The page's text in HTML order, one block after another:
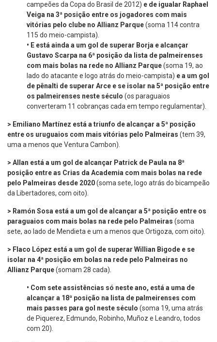
campeões da Copa do Brasil de 2012) e de igualar Raphael
Veiga na 3ª posição entre os jogadores com mais
vitórias pelo clube no Allianz Parque(soma 114 contra
115 do meio-campista).
• E está ainda a um gol de superar Borja e alcançar
Gustavo Scarpa na 6ª posição da lista de palmeirenses
com mais bolas na rede no Allianz Parque(soma 19, ao
lado do atacante e logo atrás do meio-campista) ea um gol
de pênalti de superar Arce e se isolar na 5ª posição entre
os palmeirenses neste século (os paraguaios
converteram 11 cobranças cada em tempo regulamentar).
> Emiliano Martínez está a triunfo de alcançar a 5ª posição
entre os uruguaios com mais vitórias pelo Palmeiras (tem 39,
uma a menos que Ventura Cambon).
> Allan está a um gol de alcançar Patrick de Paula na 8ª
posição entre as Crias da Academia com mais bolas na rede
pelo Palmeiras desde 2020(soma sete, logo atrás do bicampeão
da Libertadores, com oito).
> Ramón Sosa está a um gol de alcançar a 5ª posição entre os
paraguaios com mais bolas na rede pelo Palmeiras (soma
sete, ao lado de Mendieta e um a menos que Ortigoza, com oito).
> Flaco López está a um gol de superar Willian Bigode e se
isolar na 4ª posição em bolas na rede pelo Palmeiras no
Allianz Parque(somam 28 cada).
• Com sete assistências só neste ano, está a uma de
alcançar a 18ª posição na lista de palmeirenses com
mais passes para gol neste século (soma 19, uma atrás
de Piquerez, Edmundo, Robinho, Muñoz e Leandro, todos
com 20).